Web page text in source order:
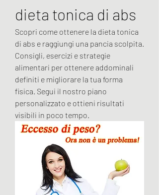
dieta tonica di abs
Scopri come ottenere la dieta tonica
di abs e raggiungi una pancia scolpita.
Consigli, esercizi e strategie
alimentari per ottenere addominali
definiti e migliorare la tua forma
fisica. Segui il nostro piano
personalizzato e ottieni risultati
visibili in poco tempo.